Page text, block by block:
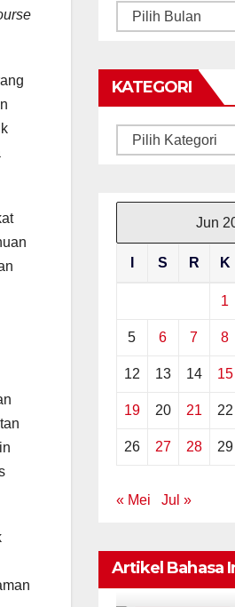
ARKIB
KATEGORI
Kategori
Jun
S R K
1
5 6 7 8
12 13 14 15
19 20 21 22
26 27 28 29
« Mei Jul »
Artikel Bahasa